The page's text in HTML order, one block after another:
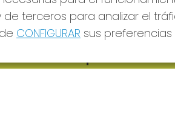
REDES SOCIALES
de terceros para analizar el
CONFIGURAR sus